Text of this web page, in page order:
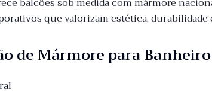
que valorizam estética, durabilidade
de Mármore para Banheiro